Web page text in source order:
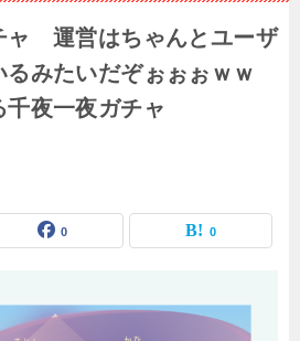
ャ 運営はちゃんとユーザ
みたいだぞぉぉぉｗｗ
夜一夜ガチャ
0 0